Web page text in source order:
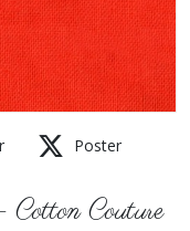
Poster
Couture